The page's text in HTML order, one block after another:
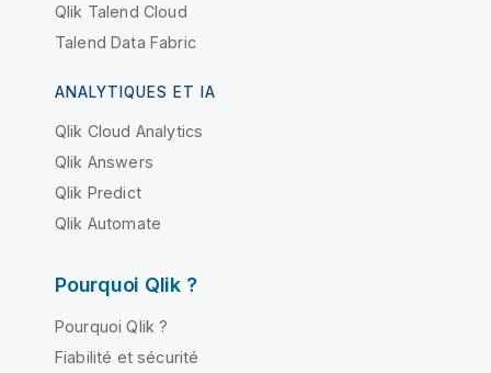
Qlik Talend Cloud
Talend Data Fabric
ANALYTIQUES ET IA
Qlik Cloud Analytics
Qlik Answers
Qlik Predict
Qlik Automate
Pourquoi Qlik ?
Pourquoi Qlik ?
Fiabilité et sécurité